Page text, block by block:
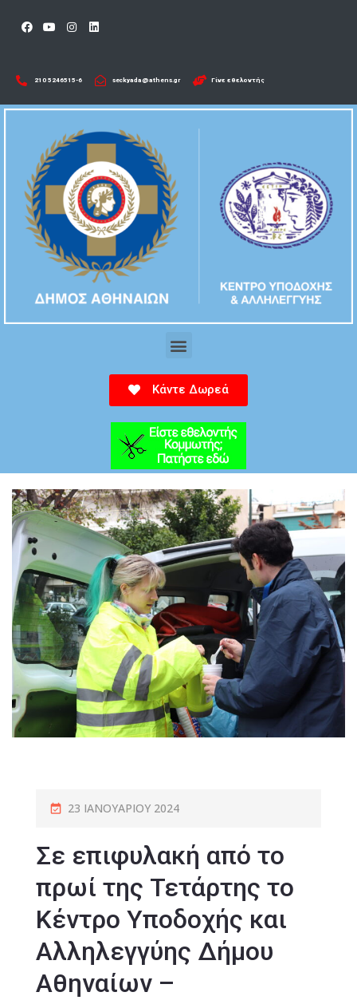
210 5246515-6​ seckyada@athens.gr Γίνε εθελοντής
Κάντε Δωρεά
23 ΙΑΝΟΥΑΡΊΟΥ 2024
Σε επιφυλακή από το
πρωί της Τετάρτης το
Κέντρο Υποδοχής και
Αλληλεγγύης Δήμου
Αθηναίων –